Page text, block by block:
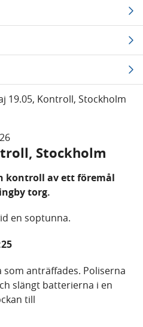
19.05, Kontroll, Stockholm
Stockholm
kontroll av ett föremål
torg.
en soptunna.
som anträffades. Poliserna
slängt batterierna i en
till